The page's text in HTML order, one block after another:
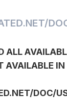
ALL
AVAILABLE
DOC/